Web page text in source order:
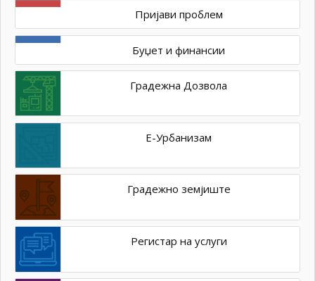
Пријави проблем
Буџет и финансии
Градежна Дозвола
Е-Урбанизам
Градежно земјиште
Регистар на услуги